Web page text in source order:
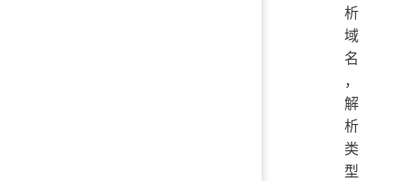
析
域
名
，
解
析
类
型